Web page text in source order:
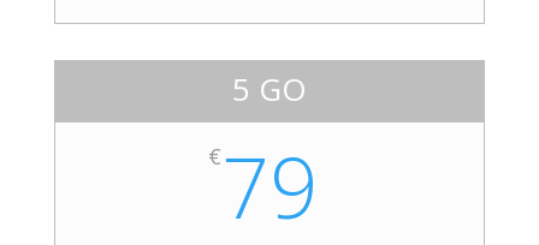
5 GO
€ 79